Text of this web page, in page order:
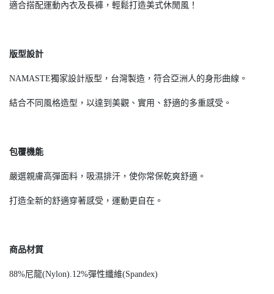
適合搭配運動內衣及長褲，輕鬆打造美式休閒風！
版型設計
NAMASTE獨家設計版型，台灣製造，符合亞洲人的身形曲線。
結合不同風格造型，以達到美觀、實用、舒適的多重感受。
包覆機能
嚴選親膚高彈面料，吸濕排汗，使你常保乾爽舒適。
打造全新的舒適穿著感受，運動更自在。
商品材質
88%尼龍(Nylon).12%彈性纖維(Spandex)